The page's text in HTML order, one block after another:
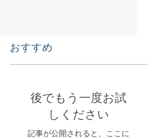
おすすめ
後でもう一度お試
しください
記事が公開されると、ここに